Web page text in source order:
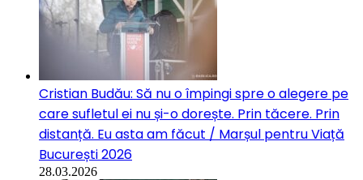
Cristian Budău: Să nu o împingi spre o alegere pe
care sufletul ei nu și-o dorește. Prin tăcere. Prin
distanță. Eu asta am făcut / Marșul pentru Viață
București 2026
28.03.2026